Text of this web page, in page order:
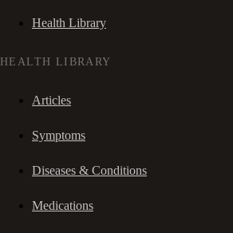
Health Library
HEALTH LIBRARY
Articles
Symptoms
Diseases & Conditions
Medications